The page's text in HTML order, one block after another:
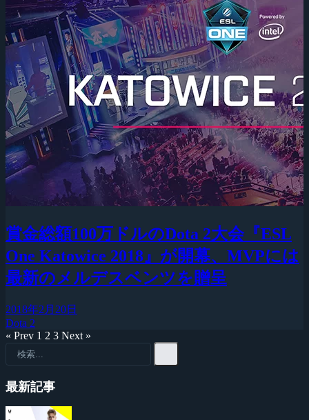
賞金総額100万ドルのDota 2大会『ESL
One Katowice 2018』が開幕、MVPには
最新のメルデスベンツを贈呈
2018年2月20日
Dota 2
« Prev 1 2 3 Next »
最新記事